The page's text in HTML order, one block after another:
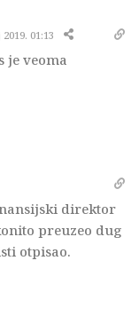
2019. 01:13
je veoma
direktor
preuzeo dug
otpisao.